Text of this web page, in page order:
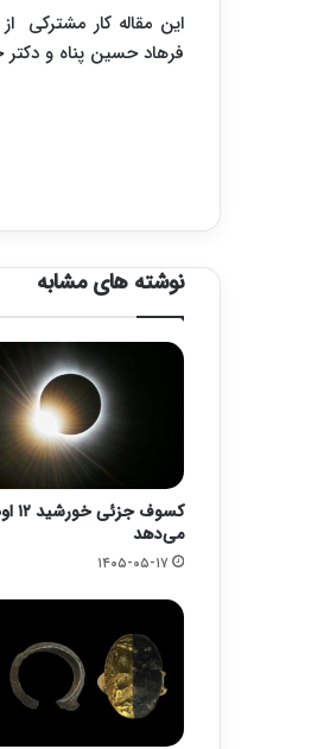
این مقاله کار مشترکی
فرهاد حسین پناه و
نوشته های مشابه
کسوف
می‌دهد
۱۴۰۵-۰۵-۱۷